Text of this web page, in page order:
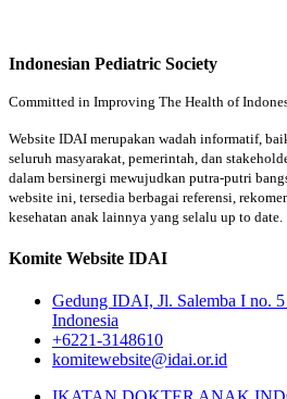
Indonesian Pediatric Society
Committed in Improving The Health of
Website IDAI merupakan wadah informatif,
seluruh masyarakat, pemerintah, dan
dalam bersinergi mewujudkan putra-putri
website ini, tersedia berbagai referensi,
kesehatan anak lainnya yang selalu up to date.
Komite Website IDAI
Gedung IDAI, Jl. Salemba I no. 5
Indonesia
+6221-3148610
komitewebsite@idai.or.id